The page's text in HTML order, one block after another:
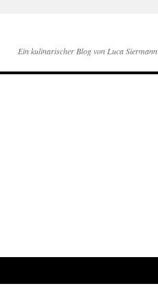
Ein kulinarischer Blog von Luca Siermann